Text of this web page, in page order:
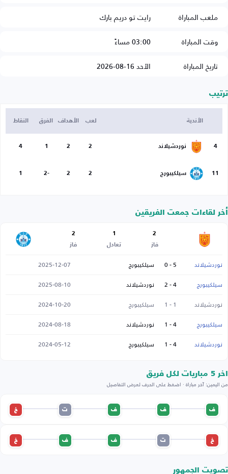
ملعب المباراة
رايت تو دريم بارك
وقت المباراة
03:00 مساءً
تاريخ المباراة
الأحد 16-08-2026
ترتيب
الأندية لعب الأهداف الفرق النقاط
4 نوردشيلاند 2
2
1
4
11 سيلكيبورج 2
2
-2
1
أخر لقاءات جمعت الفريقين
2
فاز
1
تعادل
2
فاز
نوردشيلاند 5 - 0 سيلكيبورج
2025-12-07
سيلكيبورج
4 - 2 نوردشيلاند
2025-08-10
نوردشيلاند
1 - 1 سيلكيبورج
2024-10-20
سيلكيبورج
4 - 1 نوردشيلاند
2024-08-18
نوردشيلاند
4 - 1 سيلكيبورج 2024-05-12
اخر 5 مباريات لكل فريق
من اليمين: آخر مباراة · اضغط على الحرف لعرض التفاصيل
ف ف ف ت خ
خ ت ف ف خ
تصويت الجمهور